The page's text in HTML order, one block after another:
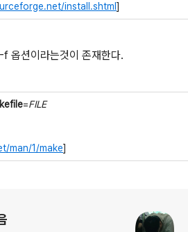
install.shtml ]
옵션이라는것이 존재한다.
=FILE
man/1/make]